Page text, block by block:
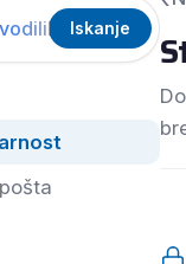
Iskanje